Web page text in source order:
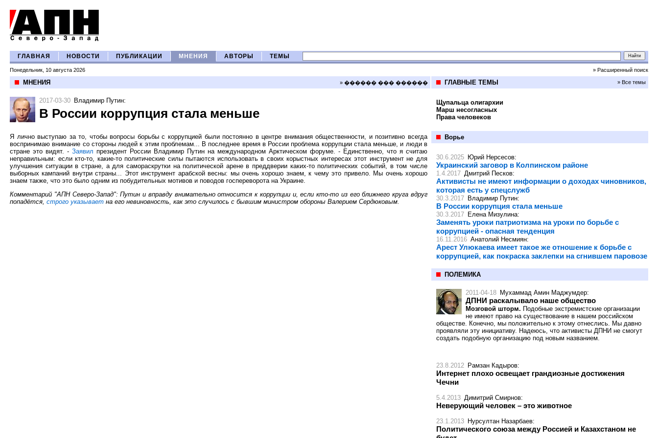
ГЛАВНАЯ НОВОСТИ ПУБЛИКАЦИИ МНЕНИЯ АВТОРЫ ТЕМЫ
Понедельник, 10 августа 2026 » Расширенный поиск
МНЕНИЯ » ������ ��� ������
2017-03-30 Владимир Путин:
В России коррупция стала меньше
Я лично выступаю за то, чтобы вопросы борьбы с коррупцией были постоянно в центре внимания общественности, и позитивно всегда
воспринимаю внимание со стороны людей к этим проблемам... В последнее время в России проблема коррупции стала меньше, и люди в
стране это видят. - Заявил президент России Владимир Путин на международном Арктическом форуме. - Единственно, что я считаю
неправильным: если кто-то, какие-то политические силы пытаются использовать в своих корыстных интересах этот инструмент не для
улучшения ситуации в стране, а для самораскрутки на политической арене в преддверии каких-то политических событий, в том числе
выборных кампаний внутри страны... Этот инструмент арабской весны: мы очень хорошо знаем, к чему это привело. Мы очень хорошо
знаем также, что это было одним из побудительных мотивов и поводов госпереворота на Украине.
Комментарий "АПН Северо-Запад": Путин и вправду внимательно относится к коррупции и, если кто-то из его ближнего круга вдруг
попадётся, строго указывает на его невиновность, как это случилось с бывшим министром обороны Валерием Сердюковым.
ГЛАВНЫЕ ТЕМЫ » Все темы
Щупальца олигархии
Марш несогласных
Права человеков
Ворье
30.6.2025 Юрий Нерсесов:
Украинский заговор в Колпинском районе
1.4.2017 Дмитрий Песков:
Активисты не имеют информации о доходах чиновников,
которая есть у спецслужб
30.3.2017 Владимир Путин:
В России коррупция стала меньше
30.3.2017 Елена Мизулина:
Заменять уроки патриотизма на уроки по борьбе с
коррупцией - опасная тенденция
16.11.2016 Анатолий Несмиян:
Арест Улюкаева имеет такое же отношение к борьбе с
коррупцией, как покраска заклепки на сгнившем паровозе
ПОЛЕМИКА
2011-04-18 Мухаммад Амин Маджумдер:
ДПНИ раскалывало наше общество
Мозговой шторм. Подобные экстремистские организации
не имеют право на существование в нашем российском
обществе. Конечно, мы положительно к этому отнеслись. Мы давно
проявляли эту инициативу. Надеюсь, что активисты ДПНИ не смогут
создать подобную организацию под новым названием.
23.8.2012 Рамзан Кадыров:
Интернет плохо освещает грандиозные достижения
Чечни
5.4.2013 Димитрий Смирнов:
Неверующий человек – это животное
23.1.2013 Нурсултан Назарбаев:
Политического союза между Россией и Казахстаном не